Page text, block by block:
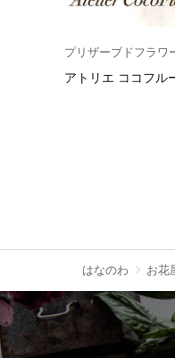
プリザーブドフラワ
アトリエ ココフル
はなのわ お花